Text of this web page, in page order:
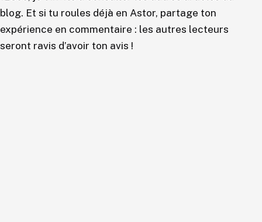
blog. Et si tu roules déjà en Astor, partage ton
expérience en commentaire : les autres lecteurs
seront ravis d’avoir ton avis !